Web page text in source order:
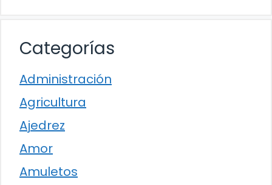
Categorías
Administración
Agricultura
Ajedrez
Amor
Amuletos